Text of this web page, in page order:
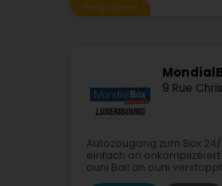
Gesponsert
9 Rue
Autozougang zum Box
einfach an
ouni Bail an ouni